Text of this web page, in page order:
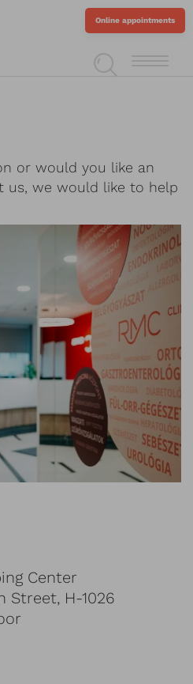
Online appointments
or would you like an
us, we would like to help
Center
Street, H-1026